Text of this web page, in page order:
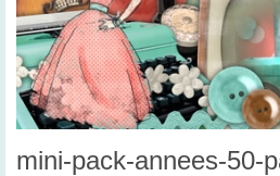
mini-pack-annees-50-